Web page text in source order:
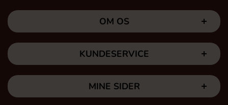
OM OS
KUNDESERVICE
MINE SIDER